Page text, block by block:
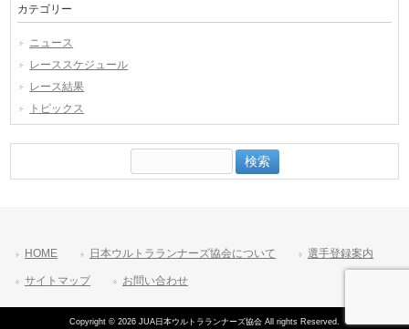
カテゴリー
ニュース
レーススケジュール
レース結果
トピックス
索:
HOME 日本ウルトラランナーズ協会について 選手登録案内
サイトマップ お問い合わせ
Copyright © 2026 JUA日本ウルトラランナーズ協会 All rights Reserved.